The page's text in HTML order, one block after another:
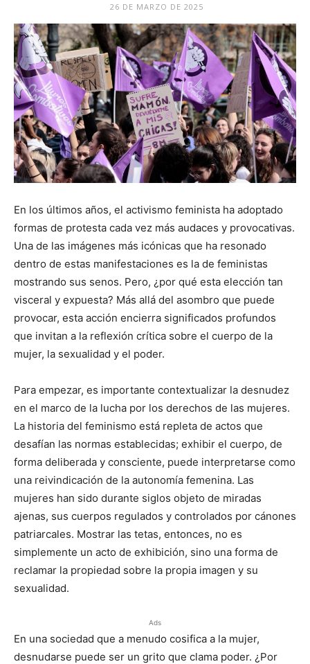
26 DE MARZO DE 2025
En los últimos años, el activismo feminista ha adoptado
formas de protesta cada vez más audaces y provocativas.
Una de las imágenes más icónicas que ha resonado
dentro de estas manifestaciones es la de feministas
mostrando sus senos. Pero, ¿por qué esta elección tan
visceral y expuesta? Más allá del asombro que puede
provocar, esta acción encierra significados profundos
que invitan a la reflexión crítica sobre el cuerpo de la
mujer, la sexualidad y el poder.
Para empezar, es importante contextualizar la desnudez
en el marco de la lucha por los derechos de las mujeres.
La historia del feminismo está repleta de actos que
desafían las normas establecidas; exhibir el cuerpo, de
forma deliberada y consciente, puede interpretarse como
una reivindicación de la autonomía femenina. Las
mujeres han sido durante siglos objeto de miradas
ajenas, sus cuerpos regulados y controlados por cánones
patriarcales. Mostrar las tetas, entonces, no es
simplemente un acto de exhibición, sino una forma de
reclamar la propiedad sobre la propia imagen y su
sexualidad.
Ads
En una sociedad que a menudo cosifica a la mujer,
desnudarse puede ser un grito que clama poder. ¿Por